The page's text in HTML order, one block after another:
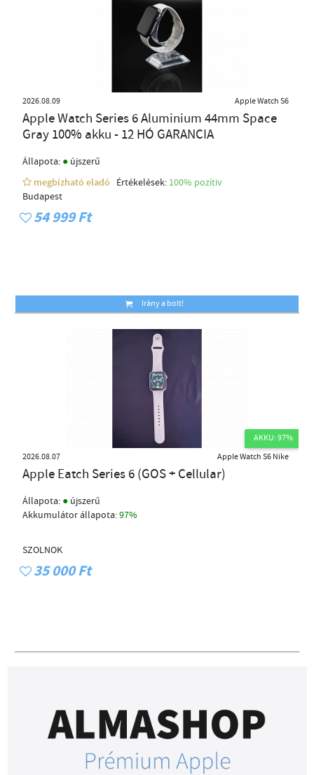
2026.08.09 Apple Watch S6
Apple Watch Series 6 Aluminium 44mm Space
Gray 100% akku - 12 HÓ GARANCIA
Állapota: ● újszerű
megbízható eladó
Értékelések: 100% pozítiv
Budapest
54 999 Ft
Irány a bolt!
AKKU: 97%
2026.08.07
Apple Watch S6 Nike
Apple Eatch Series 6 (GOS + Cellular)
Állapota: ● újszerű
Akkumulátor állapota:97%
SZOLNOK
35 000 Ft